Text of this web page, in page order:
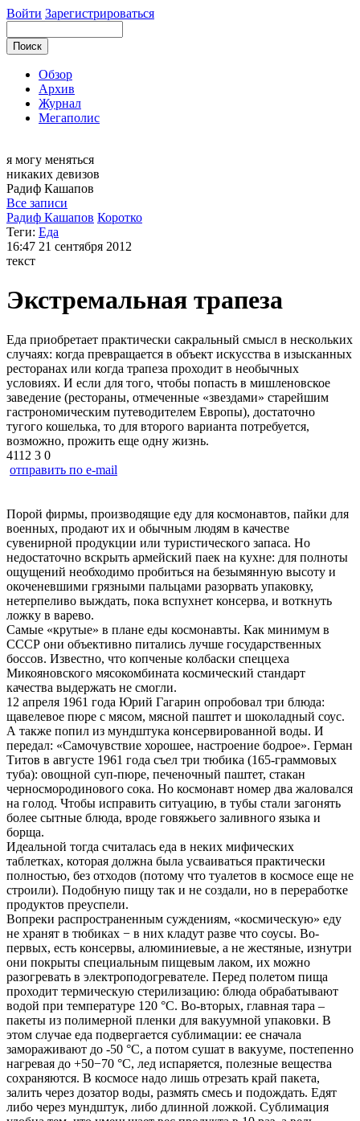
Войти Зарегистрироваться
Обзор
Архив
Журнал
Мегаполис
я могу меняться
никаких девизов
Радиф Кашапов
Все записи
Радиф Кашапов Коротко
Теги: Еда
16:47 21 сентября 2012
текст
Экстремальная трапеза
Еда приобретает практически сакральный смысл в нескольких
случаях: когда превращается в объект искусства в изысканных
ресторанах или когда трапеза проходит в необычных
условиях. И если для того, чтобы попасть в мишленовское
заведение (рестораны, отмеченные «звездами» старейшим
гастрономическим путеводителем Европы), достаточно
тугого кошелька, то для второго варианта потребуется,
возможно, прожить еще одну жизнь.
4112 3 0
отправить по e-mail
Порой фирмы, производящие еду для космонавтов, пайки для
военных, продают их и обычным людям в качестве
сувенирной продукции или туристического запаса. Но
недостаточно вскрыть армейский паек на кухне: для полноты
ощущений необходимо пробиться на безымянную высоту и
окоченевшими грязными пальцами разорвать упаковку,
нетерпеливо выждать, пока вспухнет консерва, и воткнуть
ложку в варево.
Самые «крутые» в плане еды космонавты. Как минимум в
СССР они объективно питались лучше государственных
боссов. Известно, что копченые колбаски спеццеха
Микояновского мясокомбината космический стандарт
качества выдержать не смогли.
12 апреля 1961 года Юрий Гагарин опробовал три блюда:
щавелевое пюре с мясом, мясной паштет и шоколадный соус.
А также попил из мундштука консервированной воды. И
передал: «Самочувствие хорошее, настроение бодрое». Герман
Титов в августе 1961 года съел три тюбика (165-граммовых
туба): овощной суп-пюре, печеночный паштет, стакан
черносмородинового сока. Но космонавт номер два жаловался
на голод. Чтобы исправить ситуацию, в тубы стали загонять
более сытные блюда, вроде говяжьего заливного языка и
борща.
Идеальной тогда считалась еда в неких мифических
таблетках, которая должна была усваиваться практически
полностью, без отходов (потому что туалетов в космосе еще не
строили). Подобную пищу так и не создали, но в переработке
продуктов преуспели.
Вопреки распространенным суждениям, «космическую» еду
не хранят в тюбиках − в них кладут разве что соусы. Во-
первых, есть консервы, алюминиевые, а не жестяные, изнутри
они покрыты специальным пищевым лаком, их можно
разогревать в электроподогревателе. Перед полетом пища
проходит термическую стерилизацию: блюда обрабатывают
водой при температуре 120 °С. Во-вторых, главная тара –
пакеты из полимерной пленки для вакуумной упаковки. В
этом случае еда подвергается сублимации: ее сначала
замораживают до -50 °С, а потом сушат в вакууме, постепенно
нагревая до +50−70 °С, лед испаряется, полезные вещества
сохраняются. В космосе надо лишь отрезать край пакета,
залить через дозатор воды, размять смесь и подождать. Едят
либо через мундштук, либо длинной ложкой. Сублимация